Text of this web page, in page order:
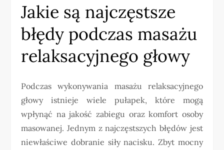
Jakie są najczęstsze
błędy podczas masażu
relaksacyjnego głowy
Podczas wykonywania masażu relaksacyjnego
głowy istnieje wiele pułapek, które mogą
wpłynąć na jakość zabiegu oraz komfort osoby
masowanej. Jednym z najczęstszych błędów jest
niewłaściwe dobranie siły nacisku. Zbyt mocny